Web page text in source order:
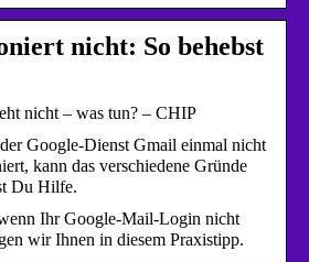
nicht: So behebst
nicht – was tun? – CHIP
Google-Dienst Gmail einmal nicht
kann das verschiedene Gründe
Du Hilfe.
Ihr Google-Mail-Login nicht
wir Ihnen in diesem Praxistipp.